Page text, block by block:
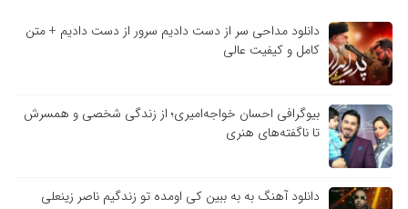
دانلود مداحی سر از دست دادیم سرور از دست دادیم + متن
کامل و کیفیت عالی
بیوگرافی احسان خواجه‌امیری؛ از زندگی شخصی و همسرش
تا ناگفته‌های هنری
دانلود آهنگ به به ببین کی اومده تو زندگیم ناصر زینعلی